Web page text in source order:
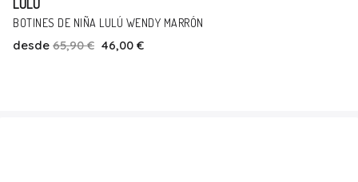
LULU
ZAPATILLAS LULÚ LUREX AZUL
desde 49,90 € 25,90 €